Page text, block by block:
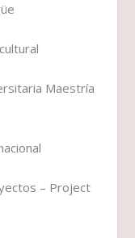
Maestría
– Project